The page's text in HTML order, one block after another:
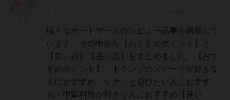
様々なボードゲームのレビュー記事を掲載して
います。その中から【おすすめポイント】と
【良い点】【悪い点】をまとめました。【おす
すめポイント】・トランプのスピードが好きな
人におすすめ・サクっと遊びたい人におすす
め・中華料理が好きな人におすすめ【良い